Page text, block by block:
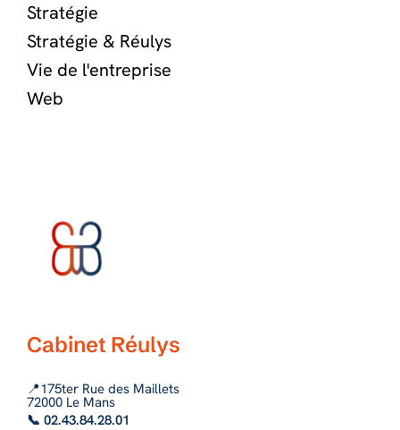
Stratégie
Stratégie & Réulys
Vie de l'entreprise
Web
Cabinet Réulys
📍175ter Rue des Maillets
72000 Le Mans
📞 02.43.84.28.01